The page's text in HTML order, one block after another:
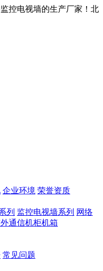
监控电视墙的生产厂家！北
企业环境 荣誉资质
列 监控电视墙系列 网络
通信机柜机箱
常见问题